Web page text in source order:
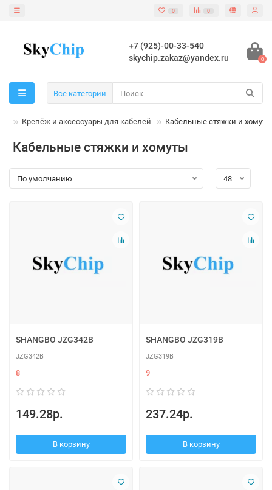
0 0
+7 (925)-00-33-540
skychip.zakaz@yandex.ru
0
Все категории
Крепёж и аксессуары для кабелей Кабельные стяжки и хомуты
Кабельные стяжки и хомуты
SHANGBO JZG342B
JZG342B
8
149.28р.
В корзину
SHANGBO JZG319B
JZG319B
9
237.24р.
В корзину